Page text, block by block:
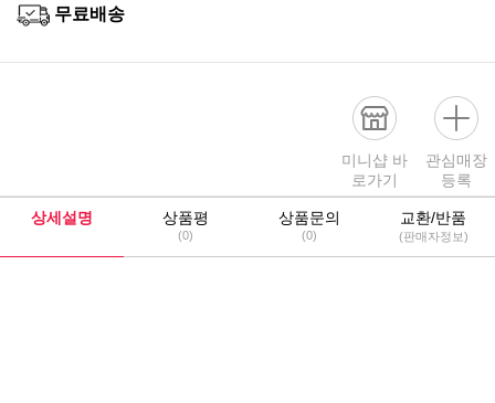
무료배송
미니샵 바
로가기
관심매장
등록
상세설명 상품평
(0)
상품문의
(0)
교환/반품
(판매자정보)